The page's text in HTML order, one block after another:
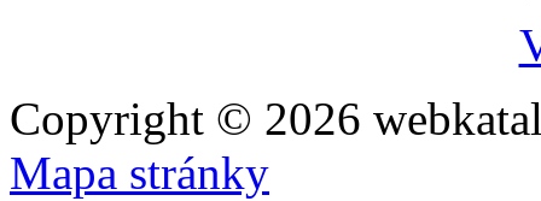
Copyright © 2026
Mapa stránky